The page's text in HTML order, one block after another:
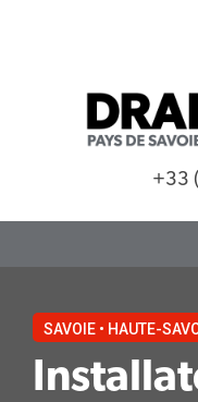
+33
SAVOIE • HAUTE-